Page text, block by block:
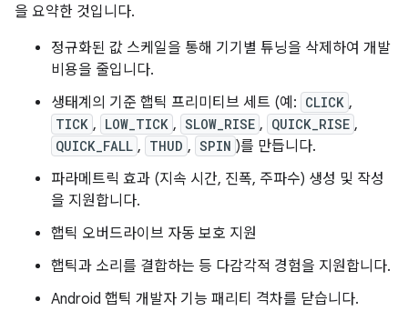
을 요약한 것입니다.
정규화된 값 스케일을 통해 기기별 튜닝을 삭제하여 개발
비용을 줄입니다.
생태계의 기준 햅틱 프리미티브 세트 (예: CLICK ,
TICK , LOW_TICK , SLOW_RISE , QUICK_RISE ,
QUICK_FALL , THUD , SPIN )를 만듭니다.
파라메트릭 효과 (지속 시간, 진폭, 주파수) 생성 및 작성
을 지원합니다.
햅틱 오버드라이브 자동 보호 지원
햅틱과 소리를 결합하는 등 다감각적 경험을 지원합니다.
Android 햅틱 개발자 기능 패리티 격차를 닫습니다.